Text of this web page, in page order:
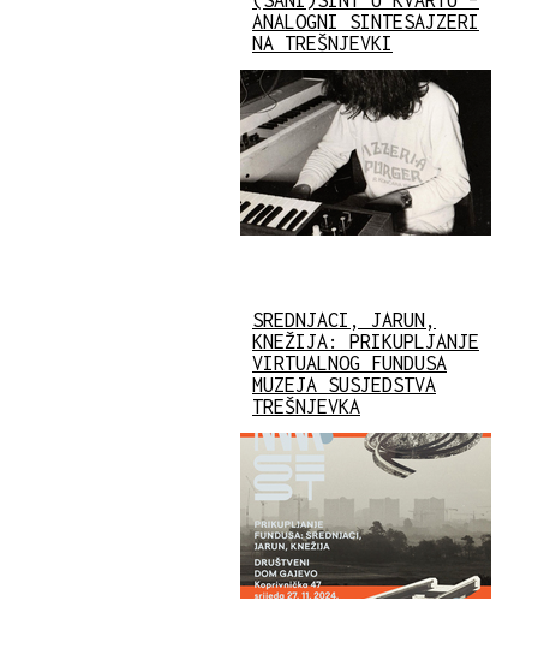
ANALOGNI SINTESAJZERI
NA TREŠNJEVKI
SREDNJACI, JARUN,
KNEŽIJA: PRIKUPLJANJE
VIRTUALNOG FUNDUSA
MUZEJA SUSJEDSTVA
TREŠNJEVKA